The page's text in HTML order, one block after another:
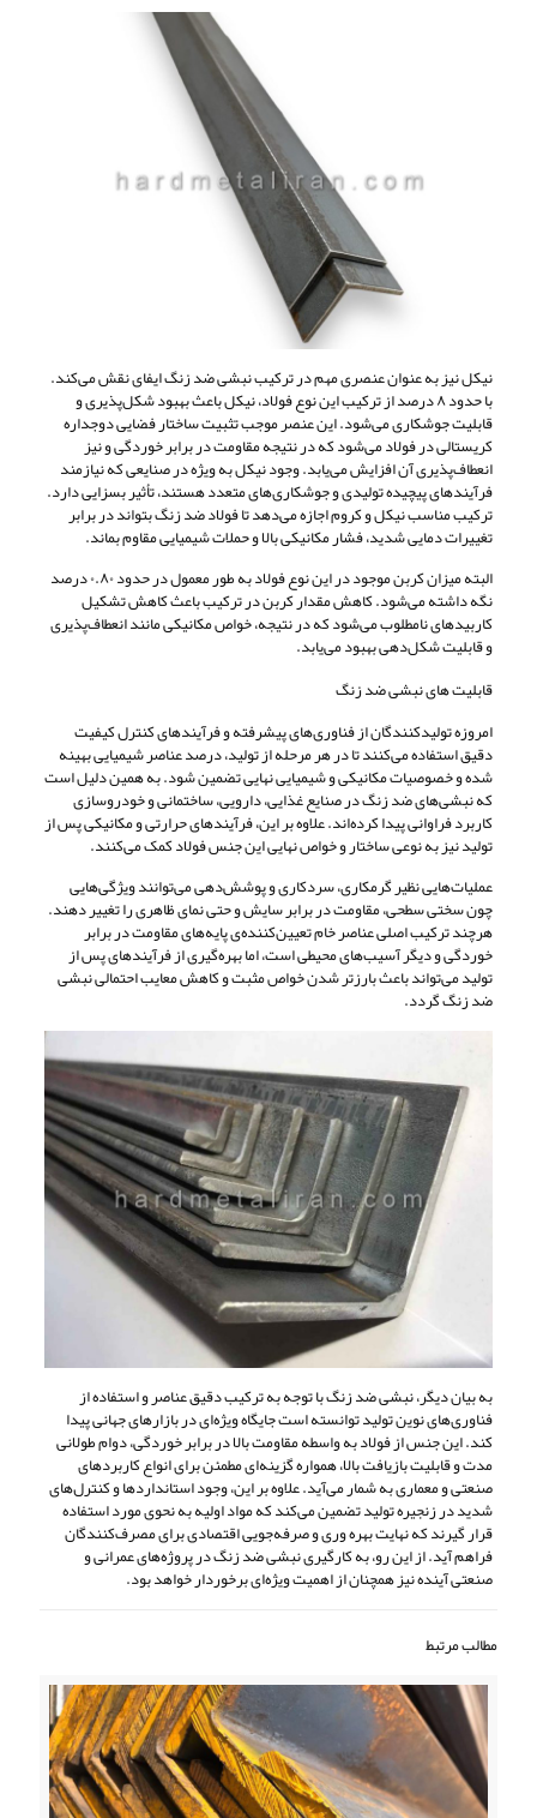
نیکل نیز به عنوان عنصری مهم در ترکیب نبشی ضد زنگ ایفای نقش می‌کند.
با حدود ۸ درصد از ترکیب این نوع فولاد، نیکل باعث بهبود شکل‌پذیری و
قابلیت جوشکاری می‌شود. این عنصر موجب تثبیت ساختار فضایی دوجداره
کریستالی در فولاد می‌شود که در نتیجه مقاومت در برابر خوردگی و نیز
انعطاف‌پذیری آن افزایش می‌یابد. وجود نیکل به ویژه در صنایعی که نیازمند
فرآیندهای پیچیده تولیدی و جوشکاری‌های متعدد هستند، تأثیر بسزایی دارد.
ترکیب مناسب نیکل و کروم اجازه می‌دهد تا فولاد ضد زنگ بتواند در برابر
تغییرات دمایی شدید، فشار مکانیکی بالا و حملات شیمیایی مقاوم بماند.
البته میزان کربن موجود در این نوع فولاد به طور معمول در حدود ۰.۸۰ درصد
نگه داشته می‌شود. کاهش مقدار کربن در ترکیب باعث کاهش تشکیل
کاربیدهای نامطلوب می‌شود که در نتیجه، خواص مکانیکی مانند انعطاف‌پذیری
و قابلیت شکل‌دهی بهبود می‌یابد.
قابلیت های نبشی ضد زنگ
امروزه تولیدکنندگان از فناوری‌های پیشرفته و فرآیندهای کنترل کیفیت
دقیق استفاده می‌کنند تا در هر مرحله از تولید، درصد عناصر شیمیایی بهینه
شده و خصوصیات مکانیکی و شیمیایی نهایی تضمین شود. به همین دلیل است
که نبشی‌های ضد زنگ در صنایع غذایی، دارویی، ساختمانی و خودروسازی
کاربرد فراوانی پیدا کرده‌اند. علاوه بر این، فرآیندهای حرارتی و مکانیکی پس از
تولید نیز به نوعی ساختار و خواص نهایی این جنس فولاد کمک می‌کنند.
عملیات‌هایی نظیر گرمکاری، سردکاری و پوشش‌دهی می‌توانند ویژگی‌هایی
چون سختی سطحی، مقاومت در برابر سایش و حتی نمای ظاهری را تغییر دهند.
هرچند ترکیب اصلی عناصر خام تعیین‌کننده‌ی پایه‌های مقاومت در برابر
خوردگی و دیگر آسیب‌های محیطی است، اما بهره‌گیری از فرآیندهای پس از
تولید می‌تواند باعث بارزتر شدن خواص مثبت و کاهش معایب احتمالی نبشی
ضد زنگ گردد.
به بیان دیگر، نبشی ضد زنگ با توجه به ترکیب دقیق عناصر و استفاده از
فناوری‌های نوین تولید توانسته است جایگاه ویژه‌ای در بازارهای جهانی پیدا
کند. این جنس از فولاد به واسطه مقاومت بالا در برابر خوردگی، دوام طولانی
مدت و قابلیت بازیافت بالا، همواره گزینه‌ای مطمئن برای انواع کاربردهای
صنعتی و معماری به شمار می‌آید. علاوه بر این، وجود استانداردها و کنترل‌های
شدید در زنجیره تولید تضمین می‌کند که مواد اولیه به نحوی مورد استفاده
قرار گیرند که نهایت بهره‌ وری و صرفه‌جویی اقتصادی برای مصرف‌کنندگان
فراهم آید. از این رو، به کارگیری نبشی ضد زنگ در پروژه‌های عمرانی و
صنعتی آینده نیز همچنان از اهمیت ویژه‌ای برخوردار خواهد بود.
مطالب مرتبط